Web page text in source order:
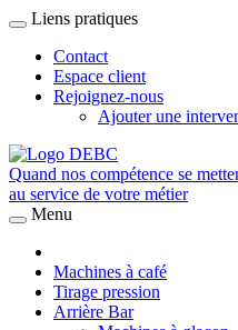
Liens pratiques
Contact
Espace client
Rejoignez-nous
Ajouter une
Quand nos compétence se
au service de votre métier
Menu
Machines à café
Tirage pression
Arrière Bar